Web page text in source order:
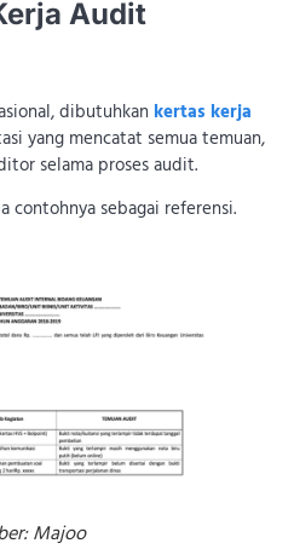
Audit
dibutuhkan kertas kerja
yang mencatat semua temuan,
selama proses audit.
contohnya sebagai referensi.
Majoo